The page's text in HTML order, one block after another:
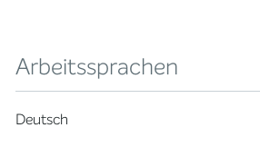
Arbeitssprachen
Deutsch